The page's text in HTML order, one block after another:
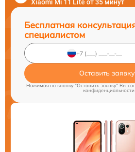
Xiaomi Mi 11 Lite от 35 минут
Бесплатная
специалистом
Оставить заявку
Нажимая на кнопку "Оставить заявку" Вы
конфиденциальности